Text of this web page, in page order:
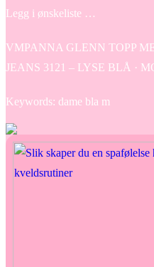
Legg i ønskeliste …
VMPANNA GLENN TOPP
JEANS 3121 – LYSE BLÅ ·
Keywords: dame bla m